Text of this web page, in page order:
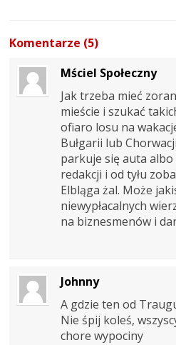
Komentarze (5)
Mściel Społeczny
Jak trzeba mieć
mieście i szukać
ofiaro losu na
Bułgarii lub
parkuje się auta
redakcji i od tyłu
Elbląga żal. Może
niewypłacalnych
na biznesmenów i
Johnny
A gdzie ten od
Nie śpij koleś,
chore wypociny